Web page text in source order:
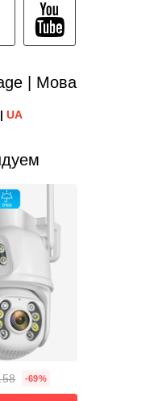
| Мова
UA
-69%